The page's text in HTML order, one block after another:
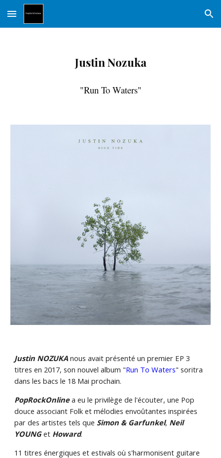
Skip to main content Skip to navigation
Justin Nozuka
"Run To Waters"
Justin NOZUKA nous avait présenté un premier EP 3
titres en 2017, son nouvel album "Run To Waters" soritra
dans les bacs le 18 Mai prochain.
PopRockOnlinea eu le privilège de l'écouter, une Pop
douce associant Folk et mélodies envoûtantes inspirées
par des artistes tels que Simon & Garfunkel, Neil
YOUNGet Howard.
11 titres énergiques et estivals où s'harmonisent guitare